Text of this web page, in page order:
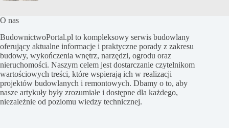
O nas
BudownictwoPortal.pl to kompleksowy serwis budowlany
oferujący aktualne informacje i praktyczne porady z zakresu
budowy, wykończenia wnętrz, narzędzi, ogrodu oraz
nieruchomości. Naszym celem jest dostarczanie czytelnikom
wartościowych treści, które wspierają ich w realizacji
projektów budowlanych i remontowych. Dbamy o to, aby
nasze artykuły były zrozumiałe i dostępne dla każdego,
niezależnie od poziomu wiedzy technicznej.